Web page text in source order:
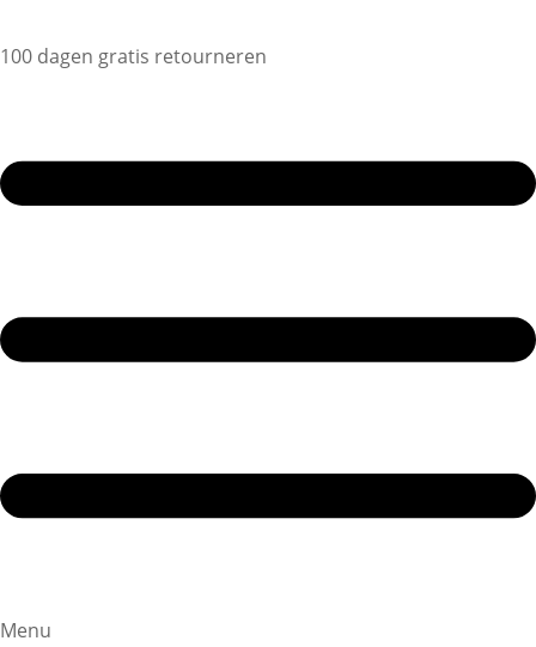
100 dagen gratis retourneren
Menu